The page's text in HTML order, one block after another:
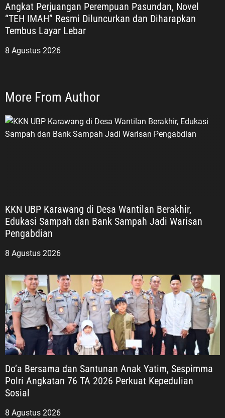
Angkat Perjuangan Perempuan Pasundan, Novel
“TEH IMAH” Resmi Diluncurkan dan Diharapkan
Tembus Layar Lebar
8 Agustus 2026
More From Author
KKN UBP Karawang di Desa Wantilan Berakhir,
Edukasi Sampah dan Bank Sampah Jadi Warisan
Pengabdian
8 Agustus 2026
Do’a Bersama dan Santunan Anak Yatim, Sespimma
Polri Angkatan 76 TA 2026 Perkuat Kepedulian
Sosial
8 Agustus 2026